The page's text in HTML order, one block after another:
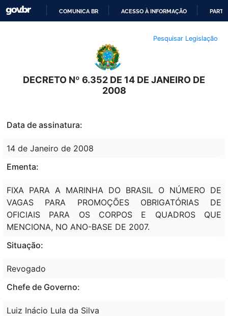
O
CONTEÚDO
COMUNICA BR ACESSO À INFORMAÇÃO
Pesquisar Legislação
DECRETO Nº 6.352 DE 14 DE JANEIRO DE
2008
Data de assinatura:
14 de Janeiro de 2008
Ementa:
FIXA PARA A MARINHA DO BRASIL O NÚMERO DE
VAGAS PARA PROMOÇÕES OBRIGATÓRIAS DE
OFICIAIS PARA OS CORPOS E QUADROS QUE
MENCIONA, NO ANO-BASE DE 2007.
Situação:
Revogado
Chefe de Governo:
Luiz Inácio Lula da Silva